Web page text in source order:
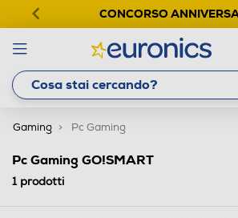
CONCORSO
Gaming Pc Gaming
Pc Gaming GO!SMART
1prodotti